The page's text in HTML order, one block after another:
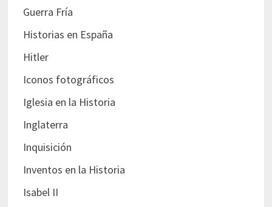
Guerra Fría
Historias en España
Hitler
Iconos fotográficos
Iglesia en la Historia
Inglaterra
Inquisición
Inventos en la Historia
Isabel II